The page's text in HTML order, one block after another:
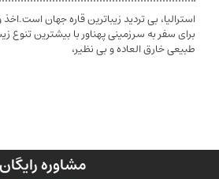
تردید زیباترین قاره جهان است.اخذ ویزای توریستی
سرزمینی پهناور با بیشترین تنوع زیستی و گیاهی،
العاده و بی نظیر،
مشاوره رایگان